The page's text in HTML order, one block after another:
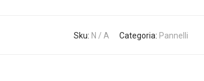
Sku: N / A Categoria: Pannelli